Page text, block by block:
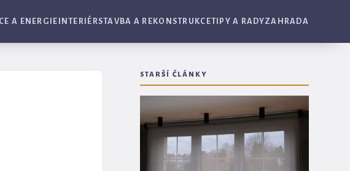
A ENERGIE INTERIÉRSTAVBA A REKONSTRUKCETIPY A RADYZAHRADA
STARŠÍ ČLÁNKY